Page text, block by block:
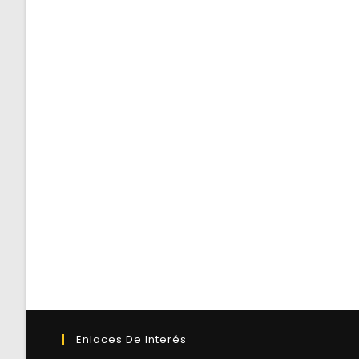
Enlaces De Interés